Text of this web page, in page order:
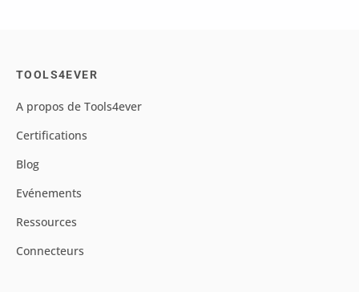
TOOLS4EVER
A propos de Tools4ever
Certifications
Blog
Evénements
Ressources
Connecteurs